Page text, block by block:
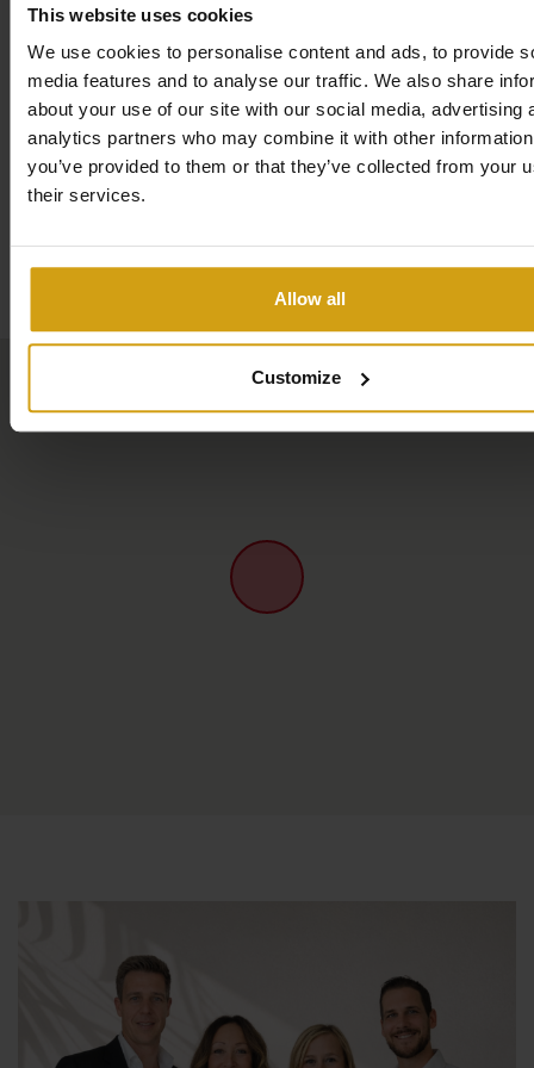
This website uses cookies
We use cookies to personalise content and ads, to provide
media features and to analyse our traffic. We also share
about your use of our site with our social media, advertising
analytics partners who may combine it with other
you’ve provided to them or that they’ve collected from your
their services.
Allow all
Customize
Großstädte wie Alicante, Elche, Santa Pola, Guardamar
del Segura, Orihuela Costa und Torrevieja nur 15 bis 20
Autominuten entfernt, wo Sie eine große Auswahl an
Geschäften, Restaurants und Kultur genießen können
Attraktionen.
Wenn Sie über einen Google Chromecast verfügen,
filme im Fernsehen ansehen.
Kurz gesagt, La Belle Bleu ist der ideale Ort für einen
erholsamen und vielseitigen Urlaub, bei dem Komfort,
Februar und März.
Flexible Buchung:
Karte